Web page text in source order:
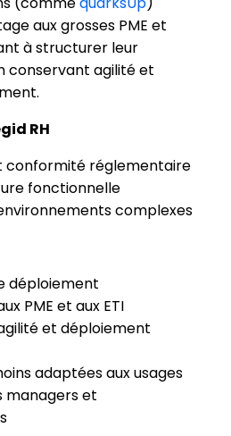
conformité réglementaire
fonctionnelle
complexes
déploiement
PME et aux ETI
et déploiement
et
SIRH pragmatique